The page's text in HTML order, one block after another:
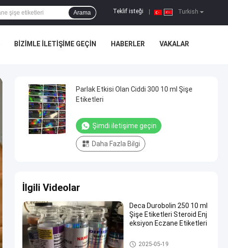
Turkish
Teklif isteği
Arama
BIZIMLE ILETIŞIME GEÇIN HABERLER VAKALAR
Parlak Etkisi Olan Ciddi 300 10 ml Şişe
Etiketleri
Şimdi iletişime geçin
Daha Fazla Bilgi
İlgili Videolar
Deca Durobolin 250 10 ml
Şişe Etiketleri Steroid Enj
eksiyon Eczane Etiketleri
10 mL Flakon Etiketleri
2025-05-19